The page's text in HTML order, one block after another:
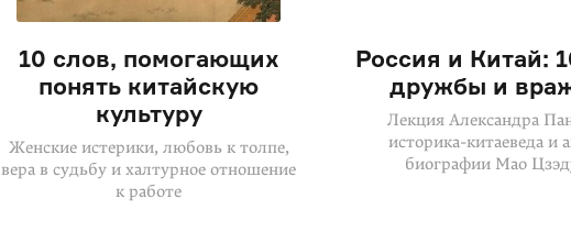
10 слов, помогающих
понять китайскую
культуру
Женские истерики, любовь к толпе,
вера в судьбу и халтурное отношение
к работе
Россия и Китай:
дружбы и
Лекция Александра
историка-китаеведа и
биографии Мао